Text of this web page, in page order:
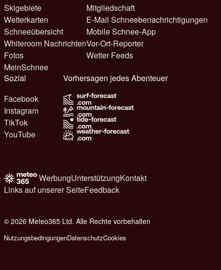
Skigebiete
Wetterkarten
Schneeübersicht
Whiteroom Nachrichten
Fotos
MeinSchnee
Mitgliedschaft
E-Mail Schneebenachrichtigungen
Mobile Schnee-App
Vor-Ort-Reporter
Wetter Feeds
Sozial
Facebook
Instagram
TikTok
YouTube
Vorhersagen jedes Abenteuer
WerbungUnterstützungKontakt
Links auf unserer SeiteFeedback
© 2026 Meteo365 Ltd. Alle Rechte vorbehalten
NutzungsbedingungenDatenschutzCookies